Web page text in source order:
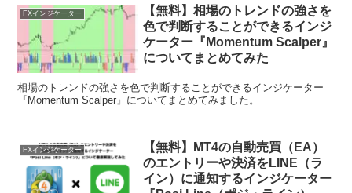
FXインジケーター
【無料】相場のトレンドの強さを
色で判断することができるインジ
ケーター『Momentum Scalper』
についてまとめてみた
相場のトレンドの強さを色で判断することができるインジケーター
『Momentum Scalper』についてまとめてみました。
FXインジケーター
【無料】MT4の自動売買（EA）
のエントリーや決済をLINE（ラ
イン）に通知するインジケーター